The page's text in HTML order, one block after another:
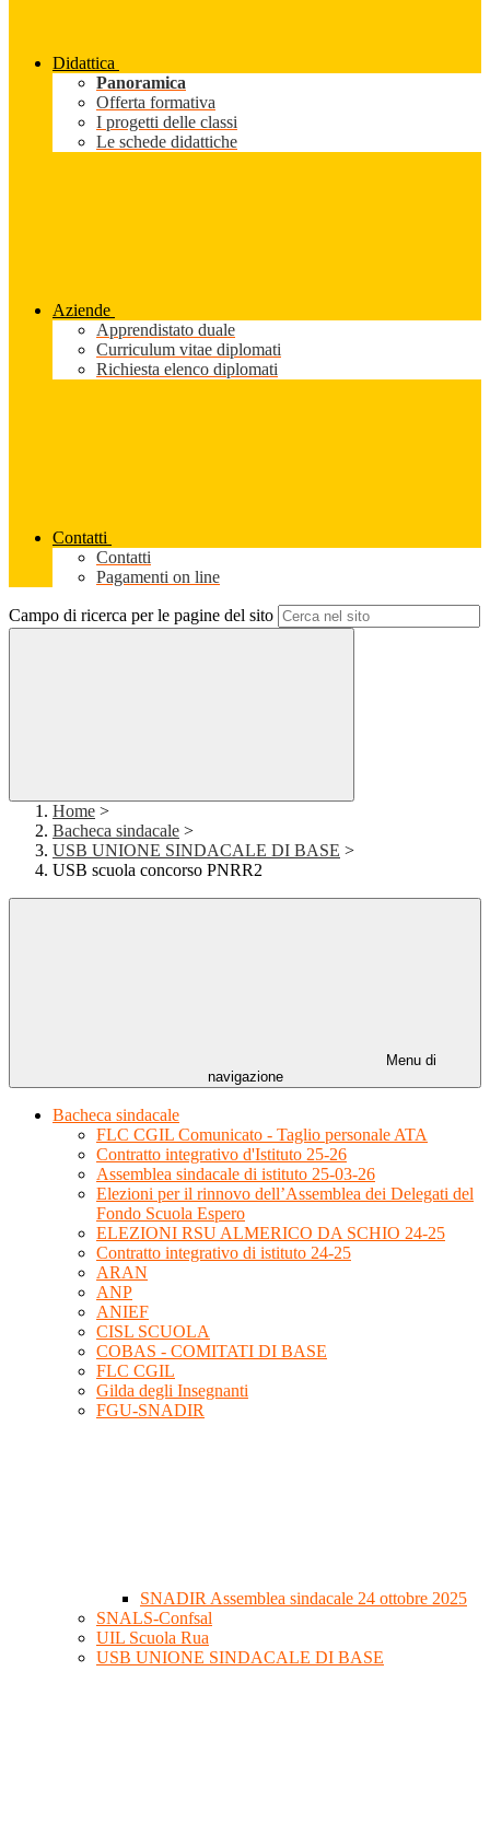
Didattica
Panoramica
Offerta formativa
I progetti delle classi
Le schede didattiche
Aziende
Apprendistato duale
Curriculum vitae diplomati
Richiesta elenco diplomati
Contatti
Contatti
Pagamenti on line
Campo di ricerca per le pagine del sito
Home >
Bacheca sindacale >
USB UNIONE SINDACALE DI BASE >
USB scuola concorso PNRR2
Menu di
navigazione
Bacheca sindacale
FLC CGIL Comunicato - Taglio personale ATA
Contratto integrativo d'Istituto 25-26
Assemblea sindacale di istituto 25-03-26
Elezioni per il rinnovo dell’Assemblea dei Delegati del
Fondo Scuola Espero
ELEZIONI RSU ALMERICO DA SCHIO 24-25
Contratto integrativo di istituto 24-25
ARAN
ANP
ANIEF
CISL SCUOLA
COBAS - COMITATI DI BASE
FLC CGIL
Gilda degli Insegnanti
FGU-SNADIR
SNADIR Assemblea sindacale 24 ottobre 2025
SNALS-Confsal
UIL Scuola Rua
USB UNIONE SINDACALE DI BASE